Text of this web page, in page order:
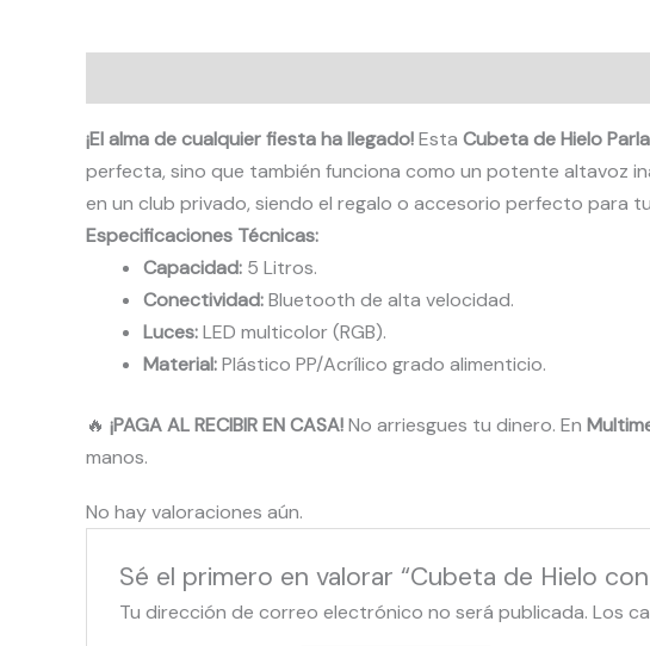
¡El alma de cualquier fiesta ha llegado!Esta Cubeta de Hielo
perfecta, sino que también funciona como un potente altavoz
en un club privado, siendo el regalo o accesorio perfecto para
Especificaciones Técnicas:
Capacidad: 5 Litros.
Conectividad:Bluetooth de alta velocidad.
Luces:LED multicolor (RGB).
Material:Plástico PP/Acrílico grado alimenticio.
🔥 ¡PAGA AL RECIBIR EN CASA!No arriesgues tu dinero. En
manos.
No hay valoraciones aún.
Sé el primero en valorar “Cubeta de Hielo
Tu dirección de correo electrónico no será publicada. Los